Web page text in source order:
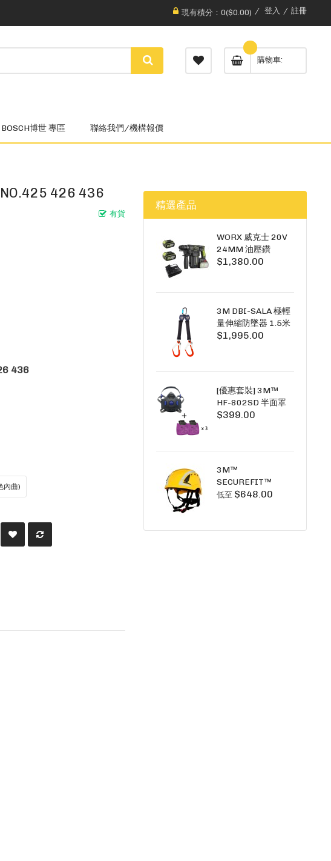
現有積分：0($0.00) 登入 註冊
購物車
BOSCH博世 專區 聯絡我們/機構報價
NO.425 426 436
有貨
436
內曲)
精選產品
WORX 威克士 20V
24MM 油壓鑽
WU385.3（雙5A電
$1,380.00
3M DBI-SALA 極輕
量伸縮防墜器 1.5米
(雙鉤) 3101754
TWINS
$1,995.00
[優惠套裝] 3M™
HF-802SD 半面罩
式呼吸防護面具 +
SECURE CLICK HF-
系列
$399.00
3M™
SECUREFIT™
X5000系列 透氣安
低至 $648.00